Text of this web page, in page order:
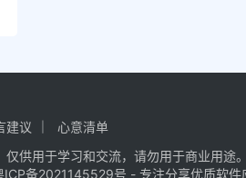
建议
心意清单
供用于学习和交流，请勿用于商业用途
ICP备2021145529号 - 专注分享优质软件